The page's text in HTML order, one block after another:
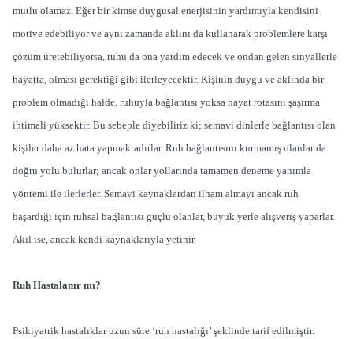
mutlu olamaz. Eğer bir kimse duygusal enerjisinin yardımıyla kendisini
motive edebiliyor ve aynı zamanda aklını da kullanarak problemlere karşı
çözüm üretebiliyorsa, ruhu da ona yardım edecek ve ondan gelen sinyallerle
hayatta, olması gerektiği gibi ilerleyecektir. Kişinin duygu ve aklında bir
problem olmadığı halde, ruhuyla bağlantısı yoksa hayat rotasını şaşırma
ihtimali yüksektir. Bu sebeple diyebiliriz ki; semavi dinlerle bağlantısı olan
kişiler daha az hata yapmaktadırlar. Ruh bağlantısını kurmamış olanlar da
doğru yolu bulurlar; ancak onlar yollarında tamamen deneme yanımla
yöntemi ile ilerlerler. Semavi kaynaklardan ilham almayı ancak ruh
başardığı için ruhsal bağlantısı güçlü olanlar, büyük yerle alışveriş yaparlar.
Akıl ise, ancak kendi kaynaklarıyla yetinir.
Ruh Hastalanır mı?
Psikiyatrik hastalıklar uzun süre ‘ruh hastalığı’ şeklinde tarif edilmiştir.